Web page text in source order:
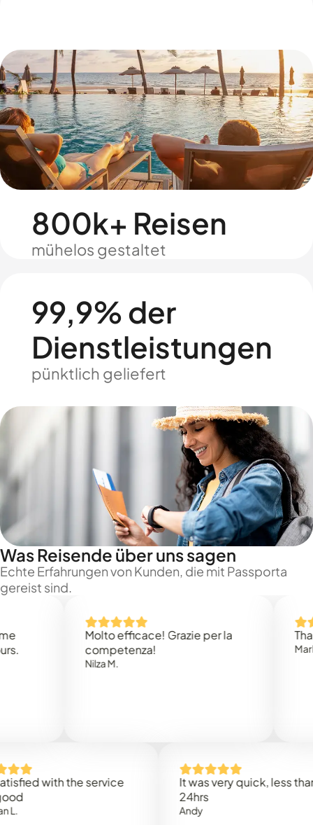
800k+ Reisen
mühelos gestaltet
99,9% der
Dienstleistungen
pünktlich geliefert
Was Reisende über uns sagen
Echte Erfahrungen von Kunden, die mit Passporta
gereist sind.
Molto efficace! Grazie per la
competenza!
Thank
Mark N.
with the service
It was very quick, less than